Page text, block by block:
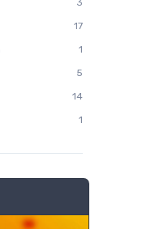
3
17
1
5
14
1